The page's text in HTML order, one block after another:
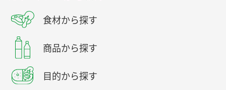
食材から探す
商品から探す
目的から探す